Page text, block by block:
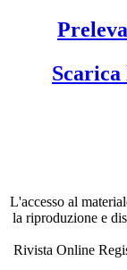
L'accesso al
la riproduzione e
Rivista Online